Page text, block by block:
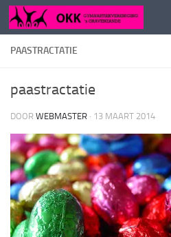
Doorgaan naar inhoud
PAASTRACTATIE
paastractatie
DOOR WEBMASTER · 13 MAART 2014